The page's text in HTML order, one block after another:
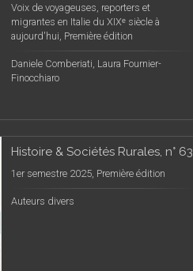
Voix de voyageuses, reporters et
migrantes en Italie du XIXᵉ siècle à
aujourd'hui, Première édition
Daniele Comberiati, Laura Fournier-
Finocchiaro
Histoire & Sociétés Rurales, n° 63
1er semestre 2025, Première édition
Auteurs divers